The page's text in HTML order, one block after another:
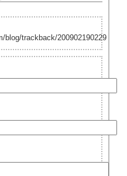
blog/trackback/200902190229